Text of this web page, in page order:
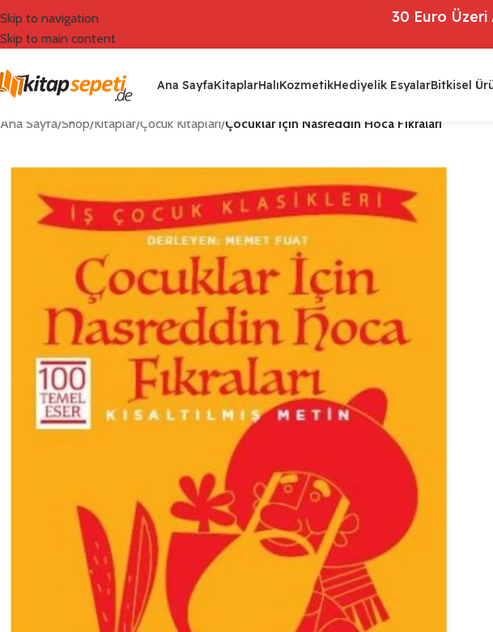
Skip to navigation
Skip to main content
30 Euro Üzeri
Ana SayfaKitaplarHalıKozmetikHediyelik EsyalarBitkisel
Ana Sayfa/Shop/Kitaplar/Çocuk Kitapları/Çocuklar için Nasreddin Hoca Fıkraları